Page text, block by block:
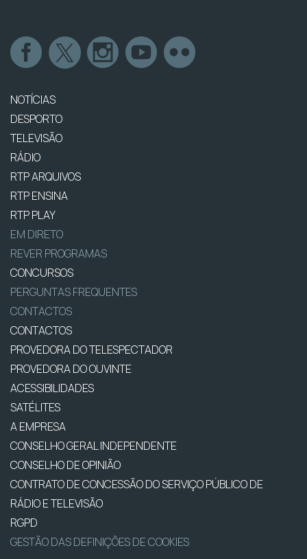
NOTÍCIAS
DESPORTO
TELEVISÃO
RÁDIO
RTP ARQUIVOS
RTP ENSINA
RTP PLAY
EM DIRETO
REVER PROGRAMAS
CONCURSOS
PERGUNTAS FREQUENTES
CONTACTOS
CONTACTOS
PROVEDORA DO TELESPECTADOR
PROVEDORA DO OUVINTE
ACESSIBILIDADES
SATÉLITES
A EMPRESA
CONSELHO GERAL INDEPENDENTE
CONSELHO DE OPINIÃO
CONTRATO DE CONCESSÃO DO SERVIÇO PÚBLICO DE
RÁDIO E TELEVISÃO
RGPD
GESTÃO DAS DEFINIÇÕES DE COOKIES